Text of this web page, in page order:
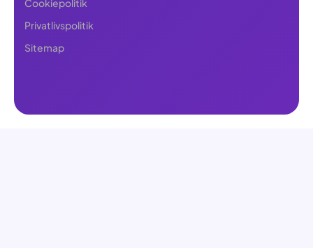
Cookiepolitik
Privatlivspolitik
Sitemap